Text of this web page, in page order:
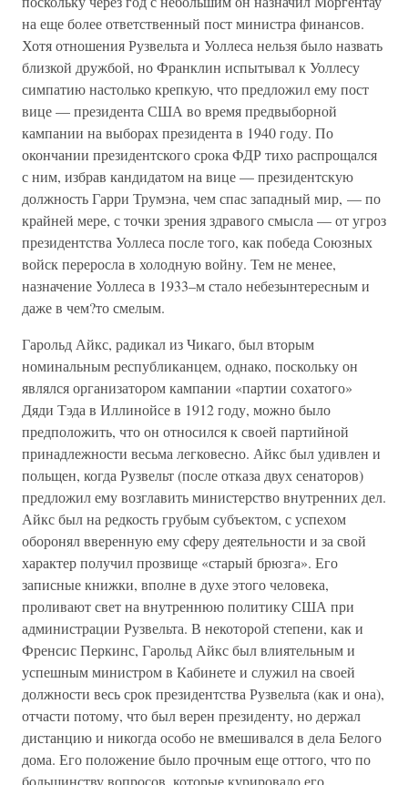
на еще более ответственный пост министра финансов.
Хотя отношения Рузвельта и Уоллеса нельзя было назвать
близкой дружбой, но Франклин испытывал к Уоллесу
симпатию настолько крепкую, что предложил ему пост
вице — президента США во время предвыборной
кампании на выборах президента в 1940 году. По
окончании президентского срока ФДР тихо распрощался
с ним, избрав кандидатом на вице — президентскую
должность Гарри Трумэна, чем спас западный мир, — по
крайней мере, с точки зрения здравого смысла — от угроз
президентства Уоллеса после того, как победа Союзных
войск переросла в холодную войну. Тем не менее,
назначение Уоллеса в 1933–м стало небезынтересным и
даже в чем?то смелым.
Гарольд Айкс, радикал из Чикаго, был вторым
номинальным республиканцем, однако, поскольку он
являлся организатором кампании «партии сохатого»
Дяди Тэда в Иллинойсе в 1912 году, можно было
предположить, что он относился к своей партийной
принадлежности весьма легковесно. Айкс был удивлен и
польщен, когда Рузвельт (после отказа двух сенаторов)
предложил ему возглавить министерство внутренних дел.
Айкс был на редкость грубым субъектом, с успехом
оборонял вверенную ему сферу деятельности и за свой
характер получил прозвище «старый брюзга». Его
записные книжки, вполне в духе этого человека,
проливают свет на внутреннюю политику США при
администрации Рузвельта. В некоторой степени, как и
Френсис Перкинс, Гарольд Айкс был влиятельным и
успешным министром в Кабинете и служил на своей
должности весь срок президентства Рузвельта (как и она),
отчасти потому, что был верен президенту, но держал
дистанцию и никогда особо не вмешивался в дела Белого
дома. Его положение было прочным еще оттого, что по
большинству вопросов, которые курировало его